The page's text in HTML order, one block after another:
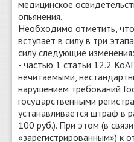
медицинское
опьянения.
Необходимо отметить,
вступает в силу в три
силу следующие изменения:
- частью 1 статьи 12.2
нечитаемыми,
нарушением требований
государственными
устанавливается штраф в
100 руб.). При этом (в
«зарегистрированным») к